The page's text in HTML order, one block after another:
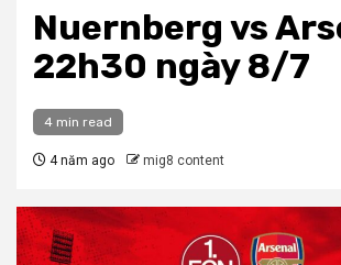
Nuernberg vs
22h30 ngày 8/7
4 min read
4 năm ago mig8 content